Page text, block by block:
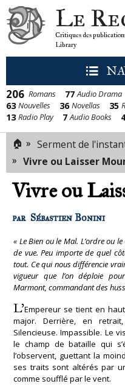
Le
Critiques des
Library
206 Romans 77 Audio Drama
63 Nouvelles 36 Novellas 35
13 Radio Play 7 Audio Books 4
🏠 » Serment de
» Vivre ou Laisser
Vivre ou
par Sébastien Bonini
« Le Bien ou le Mal. L’ordre ou
de vue. Peu importe de quel
tout. Ce qui nous différencie
vigueur que l’on déploie
Marmont, commandant des
L’Empereur se tient en
major. Derrière, en
Silencieuse. Impassible. Le
le champ de bataille qui
l’observent, guettant la
ses traits sont altérés par
comme soufflé par le vent.